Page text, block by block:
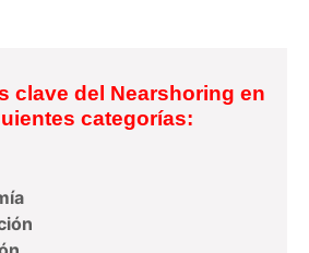
clave del Nearshoring en
categorías: